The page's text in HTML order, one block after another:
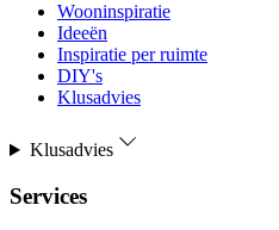
Wooninspiratie
Ideeën
Inspiratie per ruimte
DIY's
Klusadvies
Klusadvies
Services